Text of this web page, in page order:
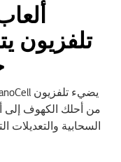
تلفزيون
من أحلك الكهوف إلى
السحابية والتعديلات